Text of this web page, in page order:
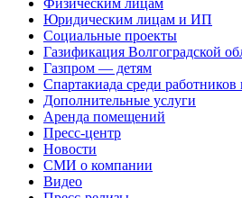
Физическим лицам
Юридическим лицам и ИП
Социальные проекты
Газификация Волгоградской
Газпром — детям
Спартакиада среди
Дополнительные услуги
Аренда помещений
Пресс-центр
Новости
СМИ о компании
Видео